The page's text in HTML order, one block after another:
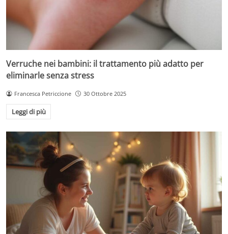
Verruche nei bambini: il trattamento più adatto per
eliminarle senza stress
Francesca Petriccione 30 Ottobre 2025
Leggi di più